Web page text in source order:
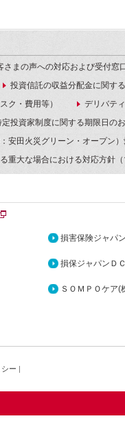
さまの声への対応および受付窓
投資信託の収益分配金に関す
ク・費用等）
デリバテ
定投資家制度に関する期限日の
安田火災グリーン・オープン
重大な場合における対応方針
損害保険ジャパ
損保ジャパンＤ
ＳＯＭＰＯケア(
ー